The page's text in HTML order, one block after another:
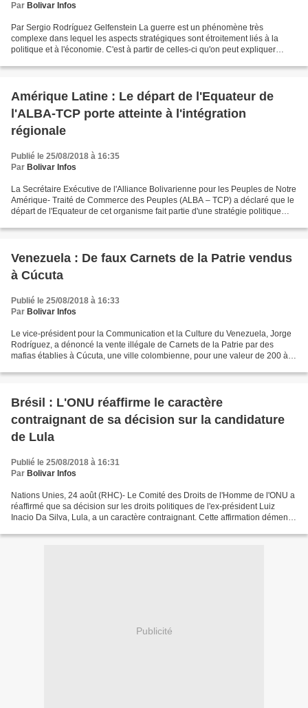
Par Bolivar Infos
Par Sergio Rodríguez Gelfenstein La guerre est un phénomène très
complexe dans lequel les aspects stratégiques sont étroitement liés à la
politique et à l'économie. C'est à partir de celles-ci qu'on peut expliquer
Amérique Latine : Le départ de l'Equateur de
l'ALBA-TCP porte atteinte à l'intégration
régionale
Publié le 25/08/2018 à 16:35
Par Bolivar Infos
La Secrétaire Exécutive de l'Alliance Bolivarienne pour les Peuples de Notre
Amérique- Traité de Commerce des Peuples (ALBA – TCP) a déclaré que le
départ de l'Equateur de cet organisme fait partie d'une stratégie politique
Venezuela : De faux Carnets de la Patrie vendus
à Cúcuta
Publié le 25/08/2018 à 16:33
Par Bolivar Infos
Le vice-président pour la Communication et la Culture du Venezuela, Jorge
Rodríguez, a dénoncé la vente illégale de Carnets de la Patrie par des
mafias établies à Cúcuta, une ville colombienne, pour une valeur de 200 à
Brésil : L'ONU réaffirme le caractère
contraignant de sa décision sur la candidature
de Lula
Publié le 25/08/2018 à 16:31
Par Bolivar Infos
Nations Unies, 24 août (RHC)- Le Comité des Droits de l'Homme de l'ONU a
réaffirmé que sa décision sur les droits politiques de l'ex-président Luiz
Inacio Da Silva, Lula, a un caractère contraignant. Cette affirmation dément
Publicité